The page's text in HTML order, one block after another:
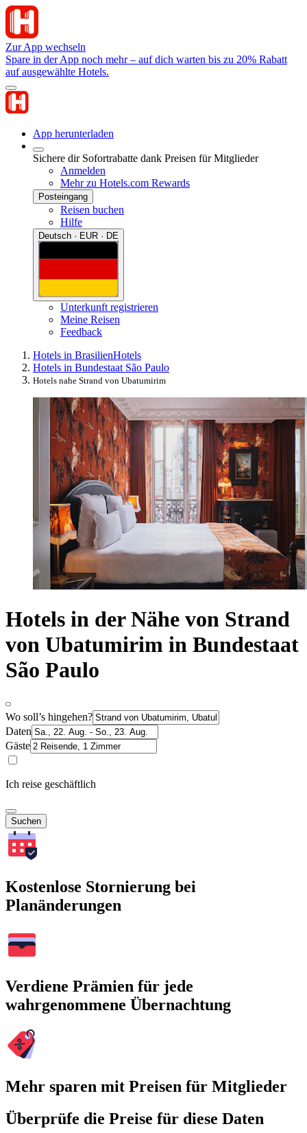
Zur App wechseln
Spare in der App noch mehr – auf dich warten bis zu 20% Rabatt
auf ausgewählte Hotels.
App herunterladen
Sichere dir Sofortrabatte dank Preisen für Mitglieder
Anmelden
Mehr zu Hotels.com Rewards
Posteingang
Reisen buchen
Hilfe
Deutsch · EUR · DE
Unterkunft registrieren
Meine Reisen
Feedback
Hotels in BrasilienHotels
Hotels in Bundestaat São Paulo
Hotels nahe Strand von Ubatumirim
Hotels in der Nähe von Strand
von Ubatumirim in Bundestaat
São Paulo
Wo soll’s hingehen?
Daten
Gäste
Ich reise geschäftlich
Suchen
Kostenlose Stornierung bei
Planänderungen
Verdiene Prämien für jede
wahrgenommene Übernachtung
Mehr sparen mit Preisen für Mitglieder
Überprüfe die Preise für diese Daten